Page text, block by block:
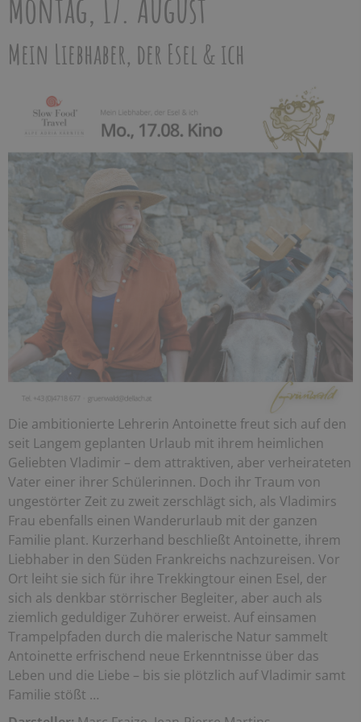
Mein Liebhaber, der Esel & ich
Die ambitionierte Lehrerin Antoinette freut sich auf den
seit Langem geplanten Urlaub mit ihrem heimlichen
Geliebten Vladimir – dem attraktiven, aber verheirateten
Vater einer ihrer Schülerinnen. Doch ihr Traum von
ungestörter Zeit zu zweit zerschlägt sich, als Vladimirs
Frau ebenfalls einen Wanderurlaub mit der ganzen
Familie plant. Kurzerhand beschließt Antoinette, ihrem
Liebhaber in den Süden Frankreichs nachzureisen. Vor
Ort leiht sie sich für ihre Trekkingtour einen Esel, der
sich als denkbar störrischer Begleiter, aber auch als
ziemlich geduldiger Zuhörer erweist. Auf einsamen
Trampelpfaden durch die malerische Natur sammelt
Antoinette erfrischend neue Erkenntnisse über das
Leben und die Liebe – bis sie plötzlich auf Vladimir samt
Familie stößt …